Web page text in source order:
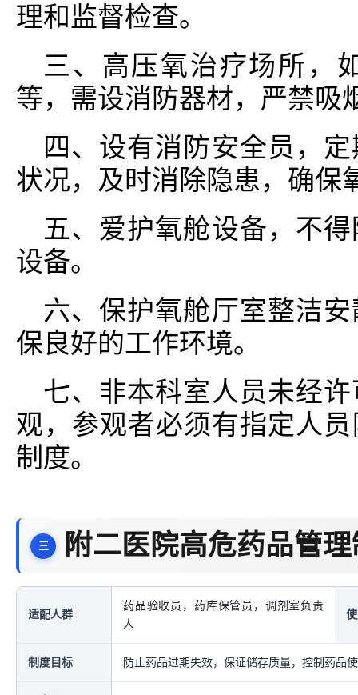
理和监督检查。
三、高压氧治疗场所，
等，需设消防器材，严禁吸
四、设有消防安全员，
状况，及时消除隐患，确保
五、爱护氧舱设备，不
设备。
六、保护氧舱厅室整洁
保良好的工作环境。
七、非本科室人员未经
观，参观者必须有指定人
制度。
附二医院高危药品管
适配人群
药品验收员，药库保管员，调剂室负责
人
制度目标 防止药品过期失效，保证储存质量，控制药品